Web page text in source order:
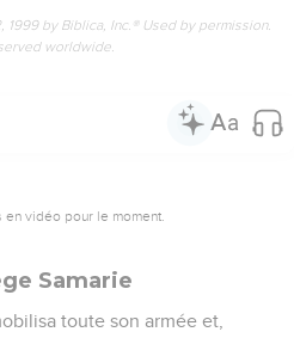
1999 by Biblica, Inc.® Used by permission.
worldwide.
vidéo pour le moment.
Samarie
toute son armée et,